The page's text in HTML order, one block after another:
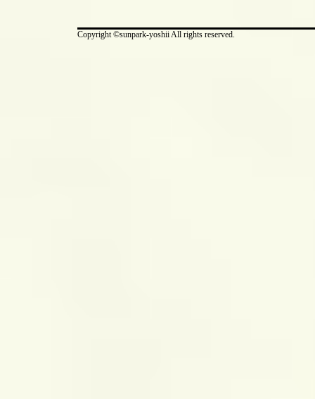
Copyright ©sunpark-yoshii All rights reserved.